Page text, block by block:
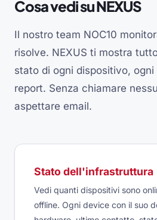
Cosa vedi su NEXUS
Il nostro team NOC10
risolve. NEXUS ti mostra
stato di ogni dispositivo,
report. Senza chiamare
aspettare email.
Stato dell'infrastruttura
Vedi quanti dispositivi sono
offline. Ogni device con il suo